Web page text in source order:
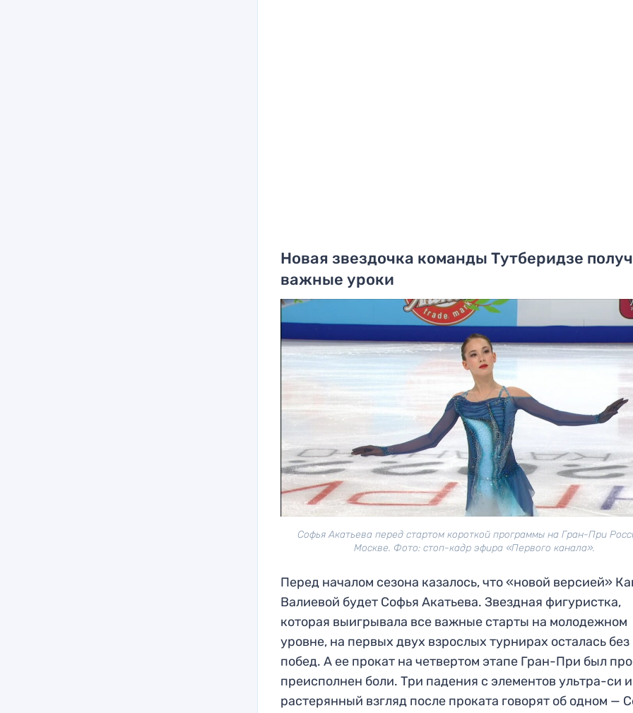
Новая звездочка команды Тутберидзе
важные уроки
Софья Акатьева перед стартом короткой программы на Гран-При
Москве. Фото: стоп-кадр эфира «Первого канала».
Перед началом сезона казалось, что «новой версией»
Валиевой будет Софья Акатьева. Звездная фигуристка,
которая выигрывала все важные старты на молодежном
уровне, на первых двух взрослых турнирах осталась без
побед. А ее прокат на четвертом этапе Гран-При был
преисполнен боли. Три падения с элементов ультра-си и
растерянный взгляд после проката говорят об одном —